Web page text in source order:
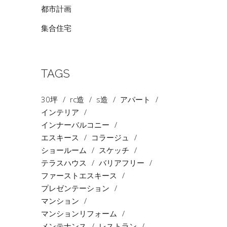
都市計画
集合住宅
TAGS
30坪 rc造 s造
アパート
インテリア
インナーバルコニー
エスキース
コラージュ
ショールーム
スケッチ
テラスハウス
バリアフリー
ファーストエスキース
プレゼンテーション
マンション
マンションリフォーム